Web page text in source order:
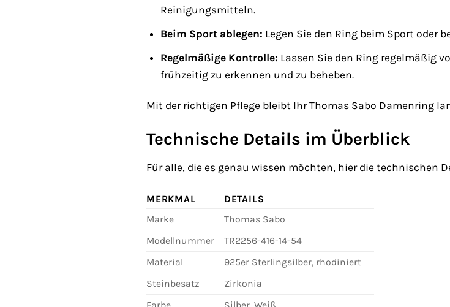
Reinigungsmitteln.
Beim Sport ablegen: Legen Sie den Ring beim Sport oder
Regelmäßige Kontrolle: Lassen Sie den Ring regelmäßig
frühzeitig zu erkennen und zu beheben.
Mit der richtigen Pflege bleibt Ihr Thomas Sabo Damenring
Technische Details im Überblick
Für alle, die es genau wissen möchten, hier die technischen
MERKMAL
DETAILS
Marke
Thomas Sabo
Modellnummer
TR2256-416-14-54
Material
925er Sterlingsilber, rhodiniert
Steinbesatz
Zirkonia